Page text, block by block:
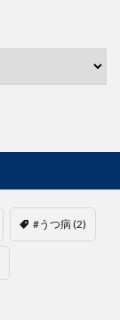
#うつ病(2)